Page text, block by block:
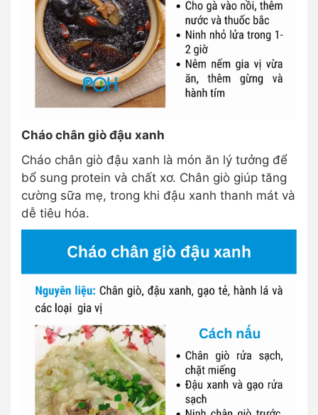
Cháo chân giò đậu xanh
Cháo chân giò đậu xanh là món ăn lý tưởng để
bổ sung protein và chất xơ. Chân giò giúp tăng
cường sữa mẹ, trong khi đậu xanh thanh mát và
dễ tiêu hóa.